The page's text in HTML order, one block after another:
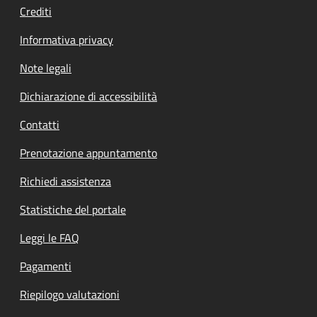
Crediti
Informativa privacy
Note legali
Dichiarazione di accessibilità
Contatti
Prenotazione appuntamento
Richiedi assistenza
Statistiche del portale
Leggi le FAQ
Pagamenti
Riepilogo valutazioni